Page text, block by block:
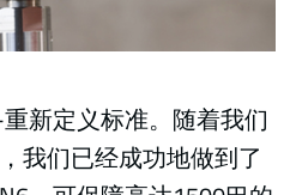
新定义标准。随着我们
我们已经成功地做到了